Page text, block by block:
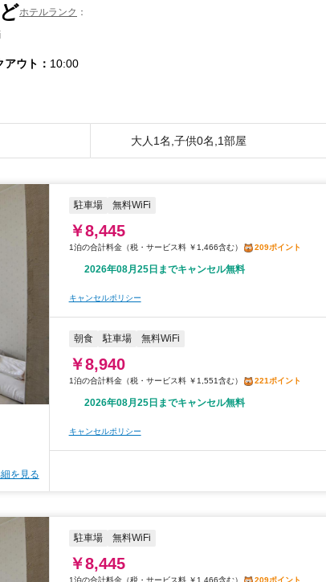
ホテルランク
アウト 10:00
大人1名,子供0名,1部屋
を見る
駐車場 無料WiFi
￥8,445
税・サービス料 ￥1,466含む 209ポイント
2026年08月25日までキャンセル無料
キャンセルポリシー
朝食 駐車場 無料WiFi
￥8,940
税・サービス料 ￥1,551含む 221ポイント
2026年08月25日までキャンセル無料
キャンセルポリシー
2026年08月25日までキャンセル無料
キャンセルポリシー
駐車場 無料WiFi
￥8,445